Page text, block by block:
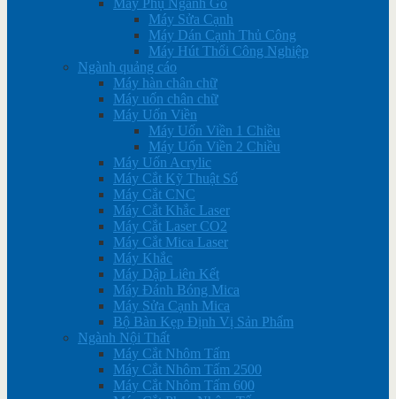
Máy Phụ Ngành Gỗ
Máy Sửa Cạnh
Máy Dán Cạnh Thủ Công
Máy Hút Thổi Công Nghiệp
Ngành quảng cáo
Máy hàn chân chữ
Máy uốn chân chữ
Máy Uốn Viền
Máy Uốn Viền 1 Chiều
Máy Uốn Viền 2 Chiều
Máy Uốn Acrylic
Máy Cắt Kỹ Thuật Số
Máy Cắt CNC
Máy Cắt Khắc Laser
Máy Cắt Laser CO2
Máy Cắt Mica Laser
Máy Khắc
Máy Dập Liên Kết
Máy Đánh Bóng Mica
Máy Sửa Cạnh Mica
Bộ Bàn Kẹp Định Vị Sản Phẩm
Ngành Nội Thất
Máy Cắt Nhôm Tấm
Máy Cắt Nhôm Tấm 2500
Máy Cắt Nhôm Tấm 600